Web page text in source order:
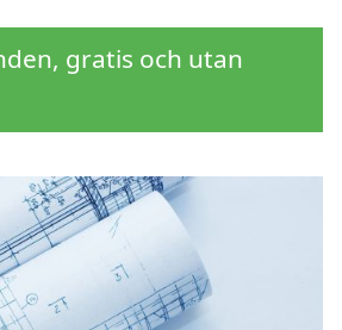
gratis och utan